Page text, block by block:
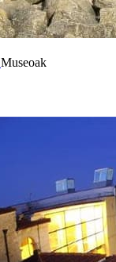
Museoak